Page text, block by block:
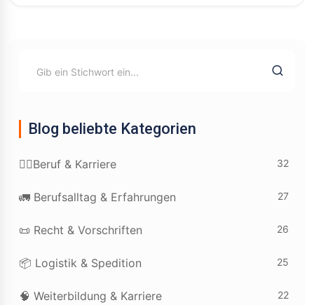
Blog beliebte Kategorien
👷‍♂️Beruf & Karriere 32
🚛 Berufsalltag & Erfahrungen 27
📜 Recht & Vorschriften 26
📦 Logistik & Spedition 25
🧠 Weiterbildung & Karriere 22